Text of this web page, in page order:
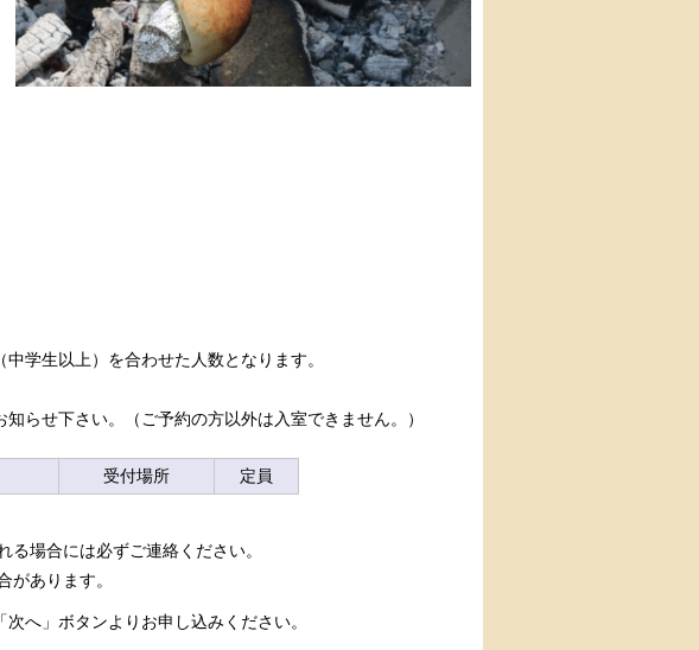
学生以上）を合わせた人数となります。
らせ下さい。（ご予約の方以外は入室できません。）
受付場所 定員
場合には必ずご連絡ください。
あります。
へ」ボタンよりお申し込みください。